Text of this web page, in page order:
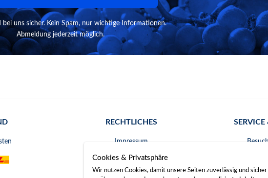
bei uns sicher. Kein Spam, nur wichtige Informationen.
Abmeldung jederzeit möglich.
RECHTLICHES
Impressum
AGB
Cookies & Privatsphäre
Wir nutzen Cookies, damit unsere Seiten zuverlässig und